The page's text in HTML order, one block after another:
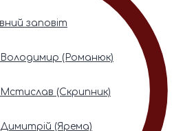
заповіт
Володимир (Романюк)
Мстислав (Скрипник)
Димитрій (Ярема)